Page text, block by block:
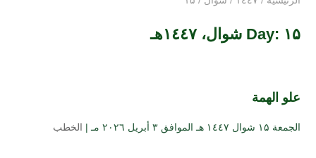
Day: ۱۵ شوال، ۱٤٤۷هـ
علو الهمة
الجمعة ۱۵ شوال ۱٤٤۷ هـ الموافق ۳ أبريل ۲۰۲٦ مـ | الخطب